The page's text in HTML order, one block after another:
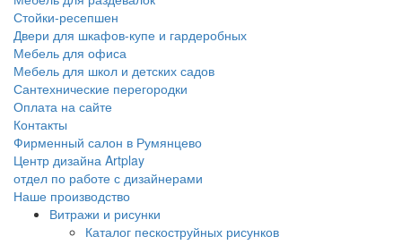
Стойки-ресепшен
Двери для шкафов-купе и гардеробных
Мебель для офиса
Мебель для школ и детских садов
Сантехнические перегородки
Оплата на сайте
Контакты
Фирменный салон в Румянцево
Центр дизайна Artplay
отдел по работе с дизайнерами
Наше производство
Витражи и рисунки
Каталог пескоструйных рисунков